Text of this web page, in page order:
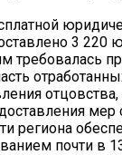
3 220
требовалась
мер
региона
почти в